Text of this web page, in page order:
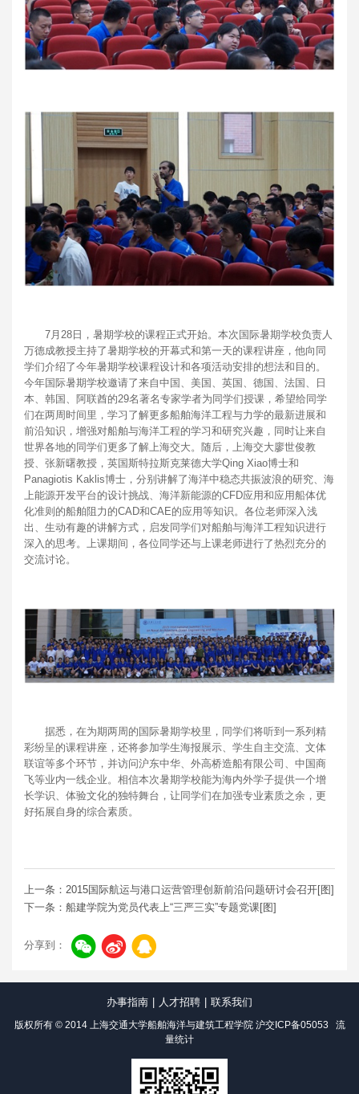
7月28日，暑期学校的课程正式开始。本次国际暑期学校负责人
万德成教授主持了暑期学校的开幕式和第一天的课程讲座，他向同
学们介绍了今年暑期学校课程设计和各项活动安排的想法和目的。
今年国际暑期学校邀请了来自中国、美国、英国、德国、法国、日
本、韩国、阿联酋的29名著名专家学者为同学们授课，希望给同学
们在两周时间里，学习了解更多船舶海洋工程与力学的最新进展和
前沿知识，增强对船舶与海洋工程的学习和研究兴趣，同时让来自
世界各地的同学们更多了解上海交大。随后，上海交大廖世俊教
授、张新曙教授，英国斯特拉斯克莱德大学Qing Xiao博士和
Panagiotis Kaklis博士，分别讲解了海洋中稳态共振波浪的研究、海
上能源开发平台的设计挑战、海洋新能源的CFD应用和应用船体优
化准则的船舶阻力的CAD和CAE的应用等知识。各位老师深入浅
出、生动有趣的讲解方式，启发同学们对船舶与海洋工程知识进行
深入的思考。上课期间，各位同学还与上课老师进行了热烈充分的
交流讨论。
据悉，在为期两周的国际暑期学校里，同学们将听到一系列精
彩纷呈的课程讲座，还将参加学生海报展示、学生自主交流、文体
联谊等多个环节，并访问沪东中华、外高桥造船有限公司、中国商
飞等业内一线企业。相信本次暑期学校能为海内外学子提供一个增
长学识、体验文化的独特舞台，让同学们在加强专业素质之余，更
好拓展自身的综合素质。
上一条：2015国际航运与港口运营管理创新前沿问题研讨会召开[图]
下一条：船建学院为党员代表上“三严三实”专题党课[图]
分享到：
办事指南 人才招聘 联系我们
版权所有 © 2014 上海交通大学船舶海洋与建筑工程学院 沪交ICP备05053
流
量统计